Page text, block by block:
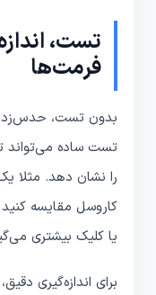
تست،
فرمت‌ها
تست ساده
را نشان دهد. مثلا
کاروسل مقایسه
یا کلیک بیشتری
برای اندازه‌گیری